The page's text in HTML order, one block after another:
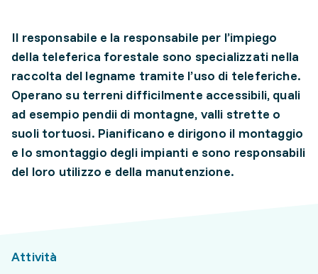
Il responsabile e la responsabile per l’impiego
della teleferica forestale sono specializzati nella
raccolta del legname tramite l’uso di teleferiche.
Operano su terreni difficilmente accessibili, quali
ad esempio pendii di montagne, valli strette o
suoli tortuosi. Pianificano e dirigono il montaggio
e lo smontaggio degli impianti e sono responsabili
del loro utilizzo e della manutenzione.
Attività